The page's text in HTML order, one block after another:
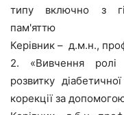
типу включно з
пам'яттю
Керівник – д.м.н.,
2. «Вивчення ролі
розвитку
корекції за